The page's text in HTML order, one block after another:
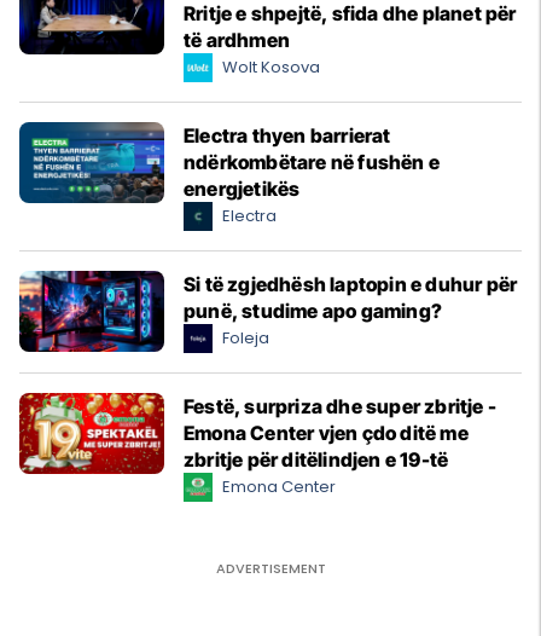
Rritje e shpejtë, sfida dhe planet për
të ardhmen
Wolt Kosova
Electra thyen barrierat
ndërkombëtare në fushën e
energjetikës
Electra
Si të zgjedhësh laptopin e duhur për
punë, studime apo gaming?
Foleja
Festë, surpriza dhe super zbritje -
Emona Center vjen çdo ditë me
zbritje për ditëlindjen e 19-të
Emona Center